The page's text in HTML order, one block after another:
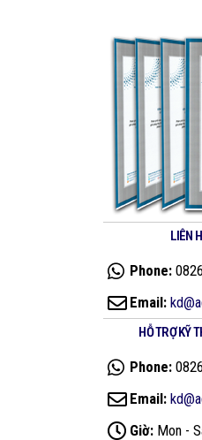
LIÊN
Phone:
Email:
HỖ TRỢ KỸ
Phone:
Email:
Giờ: Mon -